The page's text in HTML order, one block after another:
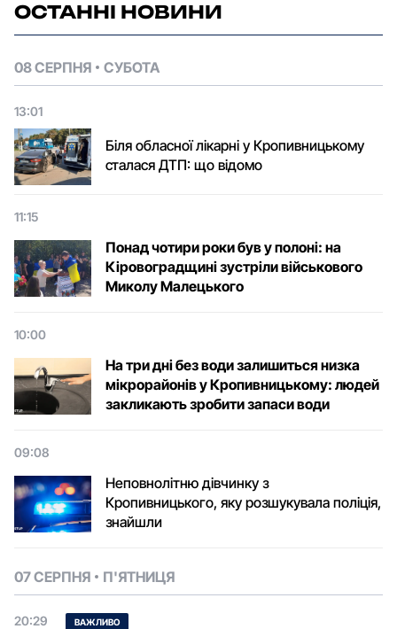
ОСТАННІ НОВИНИ
08 СЕРПНЯ СУБОТА
13:01
Біля обласної лікарні у Кропивницькому
сталася ДТП: що відомо
11:15
Понад чотири роки був у полоні: на
Кіровоградщині зустріли військового
Микoлу Малецькoгo
10:00
На три дні без води залишиться низка
мікрорайонів у Кропивницькому: людей
закликають зробити запаси води
09:08
Неповнолітню дівчинку з
Кропивницького, яку розшукувала поліція,
знайшли
07 СЕРПНЯ П'ЯТНИЦЯ
20:29 ВАЖЛИВО